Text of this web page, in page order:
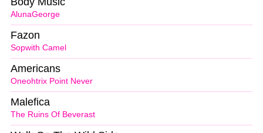
AlunaGeorge
Sopwith Camel
Fazon
Oneohtrix Point Never
Americans
The Ruins Of Beverast
Malefica